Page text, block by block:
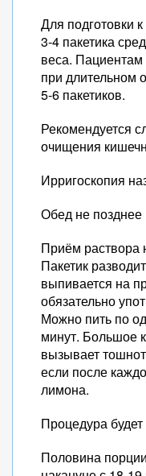
Для подготовки
3-4 пакетика
веса.
при длительном
5-6 пакетиков.
Рекомендуется
очищения
Ирригоскопия
Обед не позднее
Приём раствора
Пакетик
выпивается на
обязательно
Можно пить по
минут. Большое
вызывает
если после
лимона.
Процедура
Половина